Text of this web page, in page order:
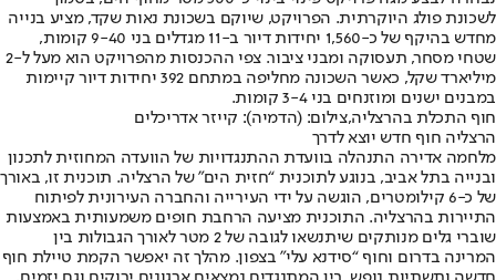
לשכונת פולג היוקרתית. הפרויקט, שיוקם בשכונת נאות שקד, מציע בנייה
מחדש בהיקף של כ-1,560 יחידות דיור ב-11 מגדלים בני 9-40 קומות,
שטחי מסחר, תעסוקה ומבני ציבור. צפי ההכנסות מהפרויקט הוא מעל ל-2
מיליארד שקל, כאשר השכונה מחליפה במתחם 392 יחידות דיור קיימות
במבנים ישנים ומוזנחים בני 3-4 קומות.
חוף התכלת בהרצליה,צילום: (הדמיה): קייזר אדריכלים
הרצליה חוף חדש יוצא לדרך
מלחמה אדירה התנהלה בוועדת ההתנגדויות של הוועדה המחוזית לתכנון
ובנייה בתל אביב, בנוגע לתוכנית “חזית הים" של הרצליה. תוכנית זו, באורך
של כ-6 קילומטרים, הוגשה על ידי העירייה והחברה העירונית לפיתוח
התיירות בהרצליה. התוכנית מציעה הרחבת חופים משמעותית באמצעות
שוברי גלים מנותקים שיתנשאו לגובה של 2 מטר לאורך הגבולות בין
המרינה בדרום וחוף “סידנא עלי" בצפון. מהלך זה יאפשר הקמת טיילת חוף